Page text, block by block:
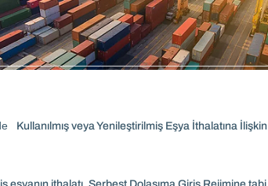
Kullanılmış veya Yenileştirilmiş Eşya İthalatına